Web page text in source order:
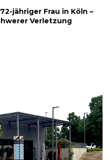
jähriger Frau in Köln –
Verletzung